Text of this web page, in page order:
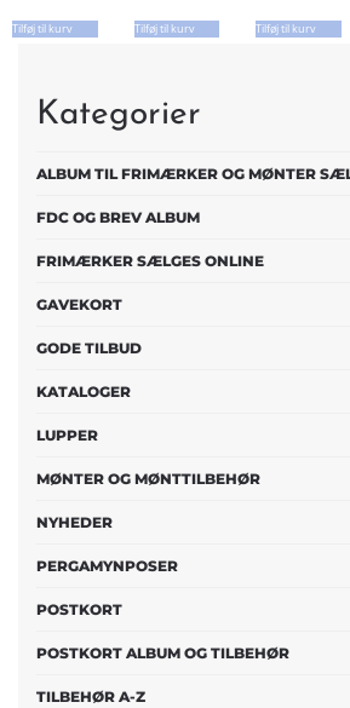
Tilføj til kurv
VAR:PRIS
Tilføj til kurv Tilføj til kurv
Kategorier
ALBUM TIL FRIMÆRKER OG MØNTER
FDC OG BREV ALBUM
FRIMÆRKER SÆLGES ONLINE
GAVEKORT
GODE TILBUD
KATALOGER
LUPPER
MØNTER OG MØNTTILBEHØR
NYHEDER
PERGAMYNPOSER
POSTKORT
POSTKORT ALBUM OG TILBEHØR
TILBEHØR A-Z